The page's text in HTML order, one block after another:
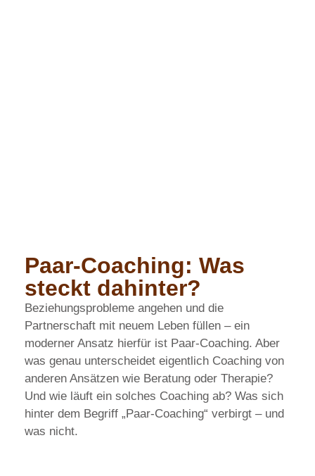
Paar-Coaching: Was
steckt dahinter?
Beziehungsprobleme angehen und die
Partnerschaft mit neuem Leben füllen – ein
moderner Ansatz hierfür ist Paar-Coaching. Aber
was genau unterscheidet eigentlich Coaching von
anderen Ansätzen wie Beratung oder Therapie?
Und wie läuft ein solches Coaching ab? Was sich
hinter dem Begriff „Paar-Coaching“ verbirgt – und
was nicht.